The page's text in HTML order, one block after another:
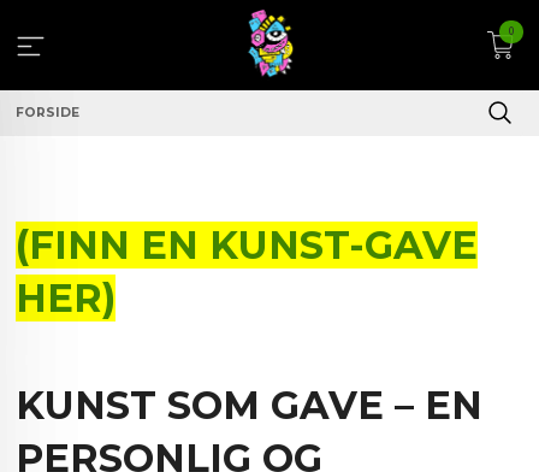
innholdet
0
FORSIDE
(FINN EN KUNST-GAVE
HER)
KUNST SOM GAVE – EN
PERSONLIG OG